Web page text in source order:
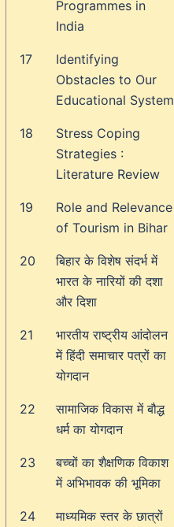
Programmes in
India
17
Identifying
Obstacles to Our
Educational System
18
Stress Coping
Strategies :
Literature Review
19
Role and Relevance
of Tourism in Bihar
20
बिहार के विशेष संदर्भ में
भारत के नारियों की दशा
और दिशा
21
भारतीय राष्ट्रीय आंदोलन
में हिंदी समाचार पत्रों का
योगदान
22
सामाजिक विकास में बौद्ध
धर्म का योगदान
23
बच्चों का शैक्षणिक विकाश
में अभिभावक की भूमिका
24
माध्यमिक स्तर के छात्रों